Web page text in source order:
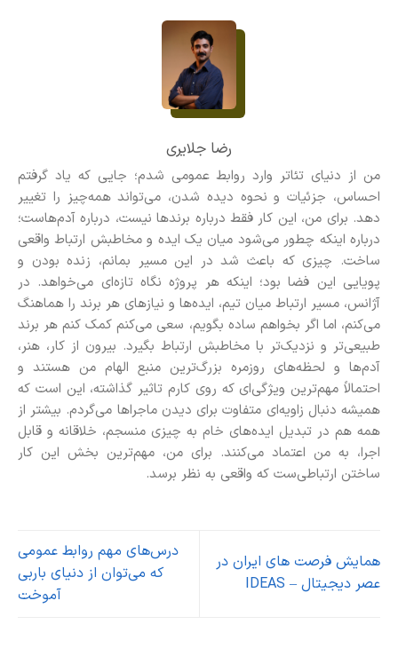
رضا جلایری
من از دنیای تئاتر وارد روابط عمومی شدم؛ جایی که یاد گرفتم
احساس، جزئیات و نحوه دیده شدن، می‌تواند همه‌چیز را تغییر
دهد. برای من، این کار فقط درباره برندها نیست، درباره آدم‌هاست؛
درباره اینکه چطور می‌شود میان یک ایده و مخاطبش ارتباط واقعی
ساخت. چیزی که باعث شد در این مسیر بمانم، زنده بودن و
پویایی این فضا بود؛ اینکه هر پروژه نگاه تازه‌ای می‌خواهد. در
آژانس، مسیر ارتباط میان تیم، ایده‌ها و نیازهای هر برند را هماهنگ
می‌کنم، اما اگر بخواهم ساده بگویم، سعی می‌کنم کمک کنم هر برند
طبیعی‌تر و نزدیک‌تر با مخاطبش ارتباط بگیرد. بیرون از کار، هنر،
آدم‌ها و لحظه‌های روزمره بزرگ‌ترین منبع الهام من هستند و
احتمالاً مهم‌ترین ویژگی‌ای که روی کارم تاثیر گذاشته، این است که
همیشه دنبال زاویه‌ای متفاوت برای دیدن ماجراها می‌گردم. بیشتر از
همه هم در تبدیل ایده‌های خام به چیزی منسجم، خلاقانه و قابل
اجرا، به من اعتماد می‌کنند. برای من، مهم‌ترین بخش این کار
ساختن ارتباطی‌ست که واقعی به نظر برسد.
همایش فرصت های ایران در
عصر دیجیتال – IDEAS
درس‌های مهم روابط عمومی
که می‌توان از دنیای باربی
آموخت